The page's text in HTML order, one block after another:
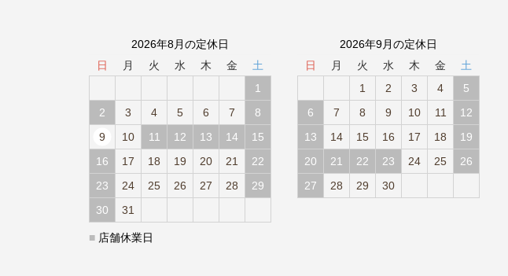
2026年8月の定休日
日
月 火 水 木 金
土
1
2
3 4 5 6 7
8
9
10 11 12 13 14
15
16
17 18 19 20 21
22
23
24 25 26 27 28
29
30
31
2026年9月の定休日
日
月 火 水 木 金
土
1
2 3 4
5
6
7 8 9 10 11
12
13
14 15 16 17 18
19
20
21 22 23 24 25
26
27
28 29 30
■ 店舗休業日